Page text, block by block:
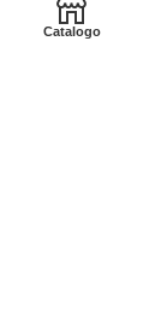
Catalogo